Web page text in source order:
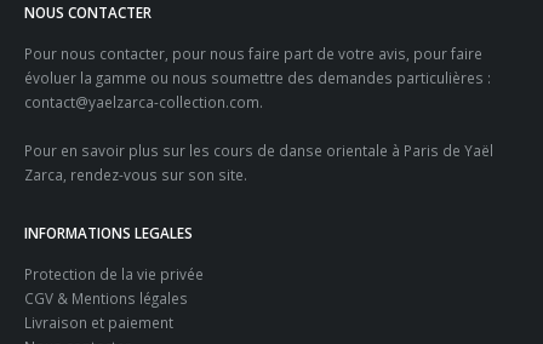
NOUS CONTACTER
Pour nous contacter, pour nous faire part de votre avis, pour faire
évoluer la gamme ou nous soumettre des demandes particulières :
contact@yaelzarca-collection.com.
Pour en savoir plus sur les cours de danse orientale à Paris de Yaël
Zarca, rendez-vous sur son site.
INFORMATIONS LEGALES
Protection de la vie privée
CGV & Mentions légales
Livraison et paiement